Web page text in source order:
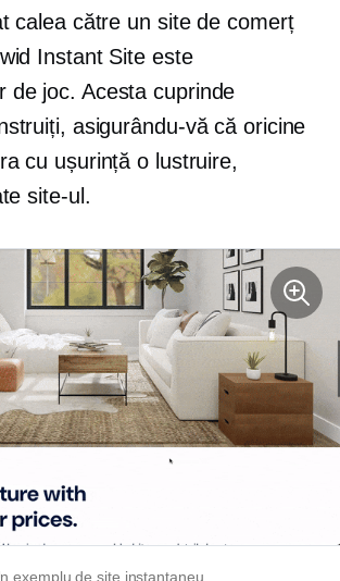
calea către un site de comerț
Instant Site este
de joc. Acesta cuprinde
asigurându-vă că oricine
cu ușurință o lustruire,
site-ul.
exemplu de site instantaneu